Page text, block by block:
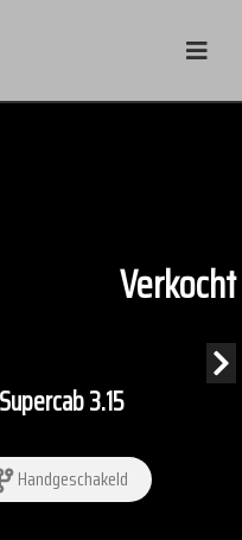
Verkocht
3.15
Handgeschakeld